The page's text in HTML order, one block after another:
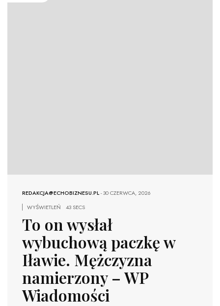
REDAKCJA@ECHOBIZNESU.PL-30 CZERWCA, 2026
WYŚWIETLEŃ
43 SECS
To on wysłał
wybuchową paczkę w
Iławie. Mężczyzna
namierzony – WP
Wiadomości